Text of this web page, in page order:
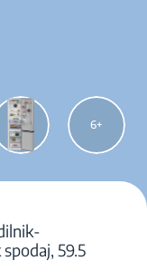
6
59.5